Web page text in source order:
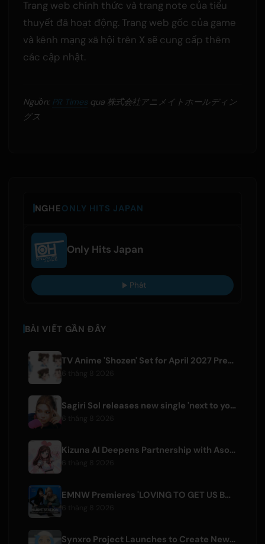
Trang web chính thức và trang note của tiểu
thuyết đã hoạt động. Trang web gốc của game
và kênh mạng xã hội trên X sẽ cung cấp thêm
các cập nhật.
Nguồn: PR Timesqua 株式会社アニメイトホールディン
グス
NGHEONLY HITS JAPAN
Only Hits Japan
Phát
BÀI VIẾT GẦN ĐÂY
TV Anime 'Shozen' Set for April 2027 Premiere on Fuji TV
Sagiri Sol releases new single 'next to your love' after hiatus
Kizuna AI Deepens Partnership with Asobisystem Ahead of 10th Anniversary World Tour
EMNW Premieres 'LOVING TO GET US BY' Music Video on August 7
Synxro Project Launches to Create New IP from Fictional Anime Openings